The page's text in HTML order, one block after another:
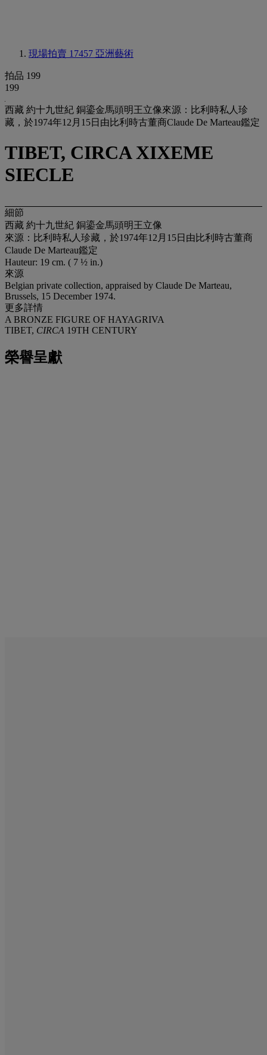
現場拍賣 17457 亞洲藝術
拍品 199
199
西藏 約十九世紀 銅鎏金馬頭明王立像來源：比利時私人珍
藏，於1974年12月15日由比利時古董商Claude De Marteau鑑定
TIBET, CIRCA XIXEME
SIECLE
細節
西藏 約十九世紀 銅鎏金馬頭明王立像
來源：比利時私人珍藏，於1974年12月15日由比利時古董商
Claude De Marteau鑑定
Hauteur: 19 cm. ( 7 ½ in.)
來源
Belgian private collection, appraised by Claude De Marteau,
Brussels, 15 December 1974.
更多詳情
A BRONZE FIGURE OF HAYAGRIVA
TIBET, CIRCA 19TH CENTURY
榮譽呈獻